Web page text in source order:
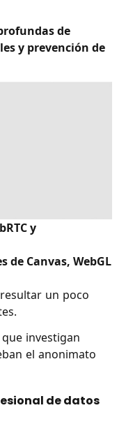
de
y prevención de
y
de Canvas, WebGL
un poco
investigan
el anonimato
de datos